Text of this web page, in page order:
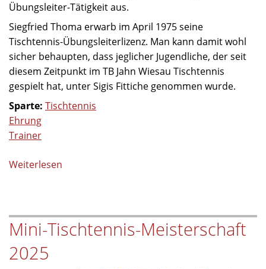
Übungsleiter-Tätigkeit aus.
Siegfried Thoma erwarb im April 1975 seine
Tischtennis-Übungsleiterlizenz. Man kann damit wohl
sicher behaupten, dass jeglicher Jugendliche, der seit
diesem Zeitpunkt im TB Jahn Wiesau Tischtennis
gespielt hat, unter Sigis Fittiche genommen wurde.
Sparte: Tischtennis
Ehrung
Trainer
Weiterlesen
50
Jahre
Mini-Tischtennis-Meisterschaft
2025